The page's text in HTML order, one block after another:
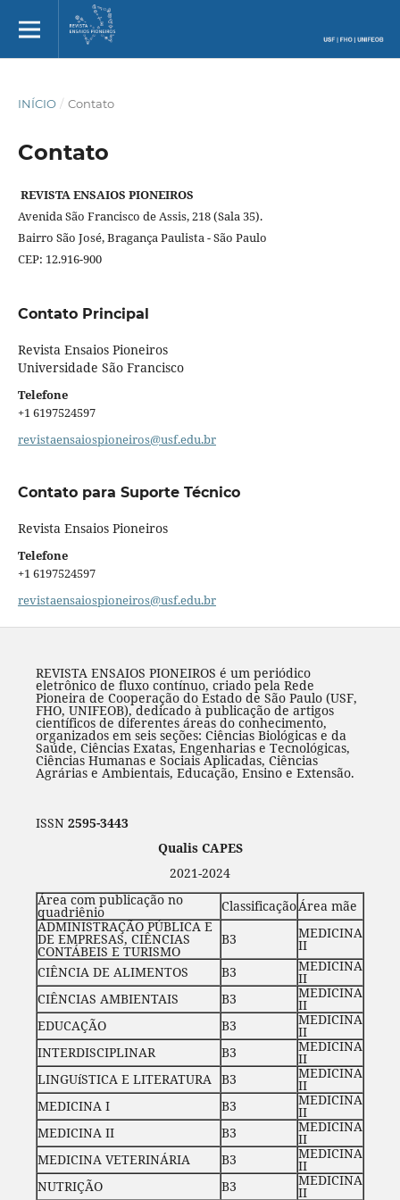
INÍCIO / Contato
Contato
REVISTA ENSAIOS PIONEIROS
Avenida São Francisco de Assis, 218 (Sala 35).
Bairro São José, Bragança Paulista - São Paulo
CEP: 12.916-900
Contato Principal
Revista Ensaios Pioneiros
Universidade São Francisco
Telefone
+1 6197524597‬
revistaensaiospioneiros@usf.edu.br
Contato para Suporte Técnico
Revista Ensaios Pioneiros
Telefone
+1 6197524597‬
revistaensaiospioneiros@usf.edu.br
REVISTA ENSAIOS PIONEIROS é um periódico
eletrônico de fluxo contínuo, criado pela Rede
Pioneira de Cooperação do Estado de São Paulo (USF,
FHO, UNIFEOB), dedicado à publicação de artigos
científicos de diferentes áreas do conhecimento,
organizados em seis seções: Ciências Biológicas e da
Saúde, Ciências Exatas, Engenharias e Tecnológicas,
Ciências Humanas e Sociais Aplicadas, Ciências
Agrárias e Ambientais, Educação, Ensino e Extensão.
ISSN 2595-3443
Qualis CAPES
2021-2024
Área com publicação no
quadriênio ClassificaçãoÁrea mãe
ADMINISTRAÇÃO PÚBLICA E
DE EMPRESAS, CIÊNCIAS
CONTÁBEIS E TURISMO
B3 MEDICINA
II
CIÊNCIA DE ALIMENTOS
B3 MEDICINA
II
CIÊNCIAS AMBIENTAIS
B3 MEDICINA
II
EDUCAÇÃO
B3 MEDICINA
II
INTERDISCIPLINAR
B3 MEDICINA
II
LINGUíSTICA E LITERATURA B3 MEDICINA
II
MEDICINA I
B3 MEDICINA
II
MEDICINA II
B3 MEDICINA
II
MEDICINA VETERINÁRIA
B3 MEDICINA
II
NUTRIÇÃO
B3 MEDICINA
II